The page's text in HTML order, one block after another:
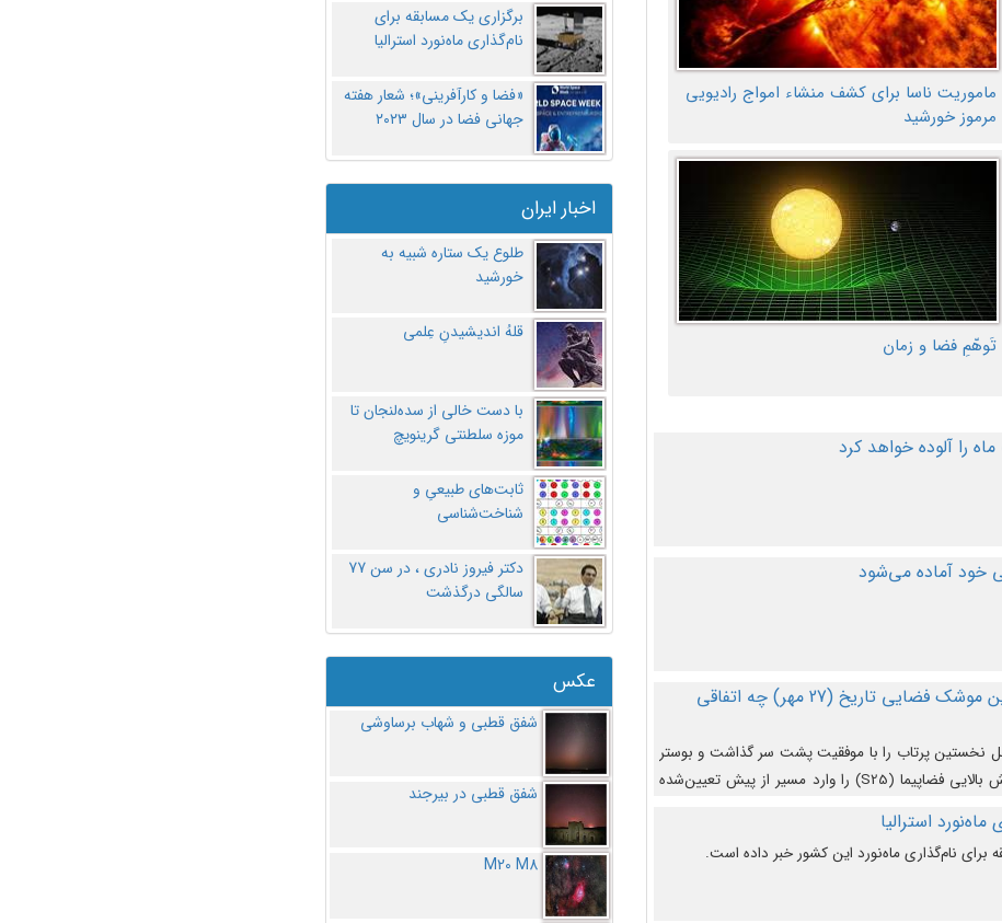
ماموریت ناسا برای کشف منشاء امواج رادیویی
مرموز خورشید
تَوهّمِ فضا و زمان
را آلوده خواهد کرد
خود آماده می‌شود
در دومین پرتاب آزمایشی بزرگترین موشک فضایی تاریخ (27 مهر‌) چه اتفاقی
نخستین پرتاب را با موفقیت پشت سر گذاشت و بوستر
(بخش پایینی) آن (B9) توانست بخش بالایی فضاپیما (S25) را وارد مسیر از پیش تعیین‌شده
از آن جدا شود.
استرالیا
برای نام‌گذاری ماه‌نورد این کشور خبر داده است.
برگزاری یک مسابقه برای
نام‌گذاری ماه‌نورد استرالیا
«فضا و کارآفرینی»؛ شعار هفته
جهانی فضا در سال ۲۰۲۳
اخبار ایران
طلوع یک ستاره شبیه به
خورشید
قلهُ اندیشیدنِ عِلمی
با دست خالی از سده‌لنجان تا
موزه سلطنتی گرینویچ
ثابت‌های طبیعیِ و
شناخت‌شناسی
دکتر فیروز نادری ، در سن 77
سالگی درگذشت
عکس
شفق قطبی و شهاب برساوشی
شفق قطبی در بیرجند
M20 M8